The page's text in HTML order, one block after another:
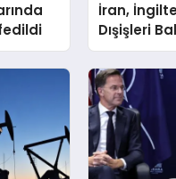
İran,
Dışişleri